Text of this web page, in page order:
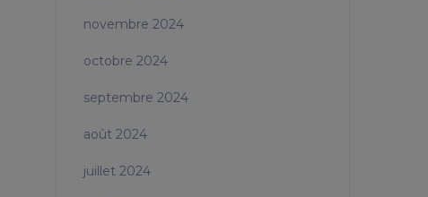
novembre 2024
octobre 2024
septembre 2024
août 2024
juillet 2024